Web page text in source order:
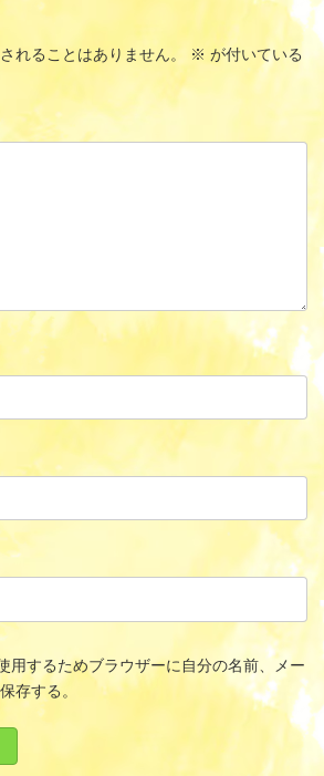
れることはありません。 ※ が付いている
用するためブラウザーに自分の名前、メー
存する。